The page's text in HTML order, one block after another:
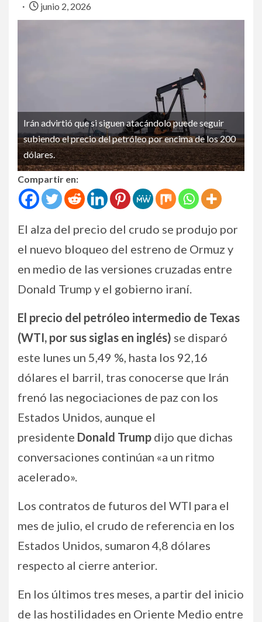
junio 2, 2026
Irán advirtió que si siguen atacándolo puede seguir
subiendo el precio del petróleo por encima de los 200
dólares.
Compartir en:
El alza del precio del crudo se produjo por
el nuevo bloqueo del estreno de Ormuz y
en medio de las versiones cruzadas entre
Donald Trump y el gobierno iraní.
El precio del petróleo intermedio de Texas
(WTI, por sus siglas en inglés) se disparó
este lunes un 5,49 %, hasta los 92,16
dólares el barril, tras conocerse que Irán
frenó las negociaciones de paz con los
Estados Unidos, aunque el
presidente Donald Trump dijo que dichas
conversaciones continúan «a un ritmo
acelerado».
Los contratos de futuros del WTI para el
mes de julio, el crudo de referencia en los
Estados Unidos, sumaron 4,8 dólares
respecto al cierre anterior.
En los últimos tres meses, a partir del inicio
de las hostilidades en Oriente Medio entre